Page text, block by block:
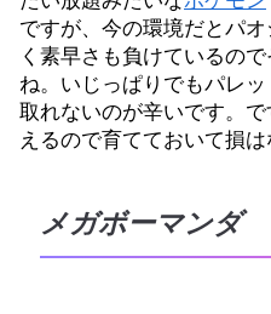
ですが、今の環境だとパ
く素早さも負けているの
ね。いじっぱりでもパレ
取れないのが辛いです。
えるので育てておいて損は
メガボーマンダ